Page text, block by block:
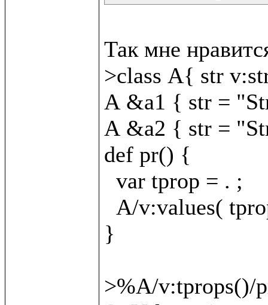
Так мне
>class A{ str
A &a1 { str =
A &a2 { str =
def pr() {
var tprop = . ;
A/v:values(
}
>%A/v:tprops()/